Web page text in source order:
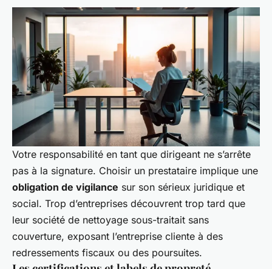
Votre responsabilité en tant que dirigeant ne s’arrête
pas à la signature. Choisir un prestataire implique une
obligation de vigilance sur son sérieux juridique et
social. Trop d’entreprises découvrent trop tard que
leur société de nettoyage sous-traitait sans
couverture, exposant l’entreprise cliente à des
redressements fiscaux ou des poursuites.